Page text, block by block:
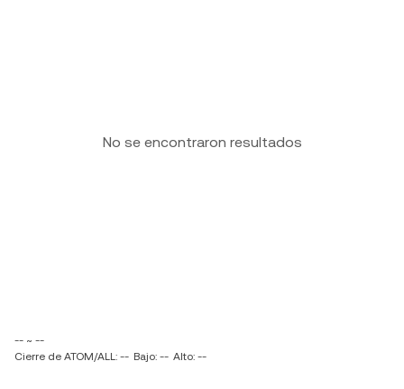
No se encontraron resultados
-- ~ --
Cierre de ATOM/ALL: -- Bajo: -- Alto: --